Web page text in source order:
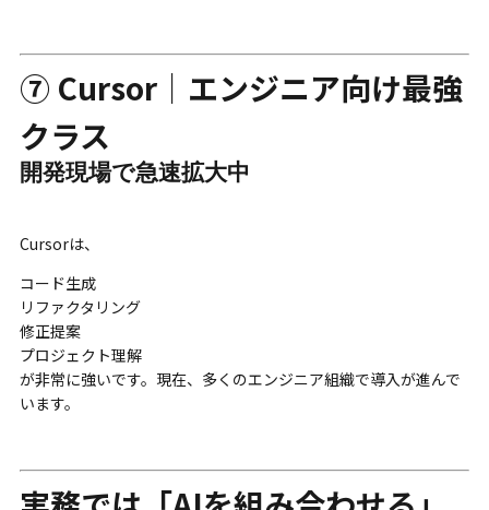
⑦ Cursor｜エンジニア向け最強
クラス
開発現場で急速拡大中
Cursorは、
コード生成
リファクタリング
修正提案
プロジェクト理解
が非常に強いです。現在、多くのエンジニア組織で導入が進んで
います。